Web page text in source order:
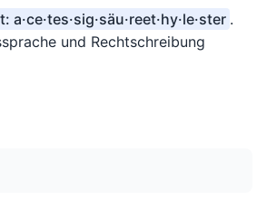
.
und Rechtschreibung